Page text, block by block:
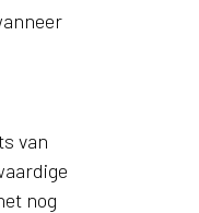
van
nog